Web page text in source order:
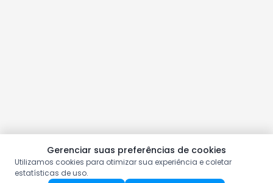
Gerenciar suas preferências de cookies
Utilizamos cookies para otimizar sua experiência e coletar
estatísticas de uso.